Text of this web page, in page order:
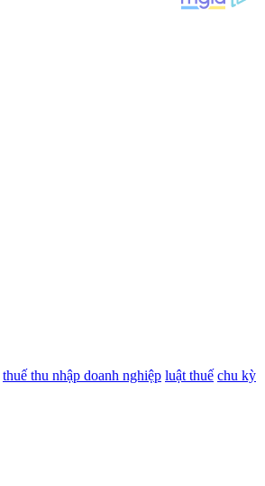
thuế thu nhập doanh nghiệp luật thuế chu kỳ